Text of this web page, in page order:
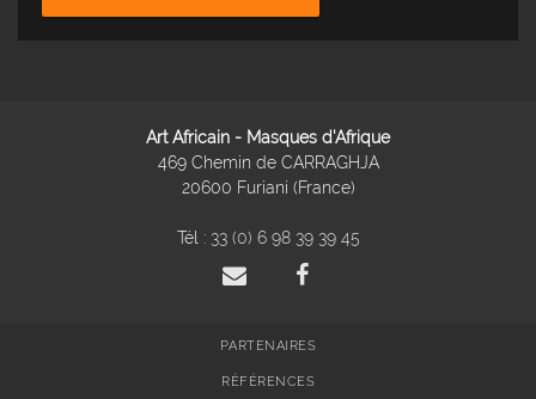
Art Africain - Masques d'Afrique
469 Chemin de CARRAGHJA
20600 Furiani (France)
Tél : 33 (0) 6 98 39 39 45
PARTENAIRES
RÉFÉRENCES